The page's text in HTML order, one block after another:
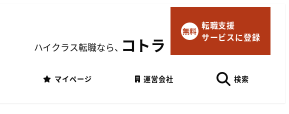
マイページにログイン
ハイクラス転職なら、コトラ
無料 転職支援
サービスに登録
マイページ 運営会社 検索